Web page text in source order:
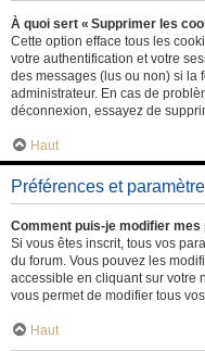
À quoi sert « Supprimer les
Cette option efface tous les
votre authentification et votre
des messages (lus ou non) si la
administrateur. En cas de
déconnexion, essayez de
Haut
Préférences et
Comment puis-je modifier mes
Si vous êtes inscrit, tous vos
du forum. Vous pouvez les
accessible en cliquant sur votre
vous permet de modifier tous
Haut